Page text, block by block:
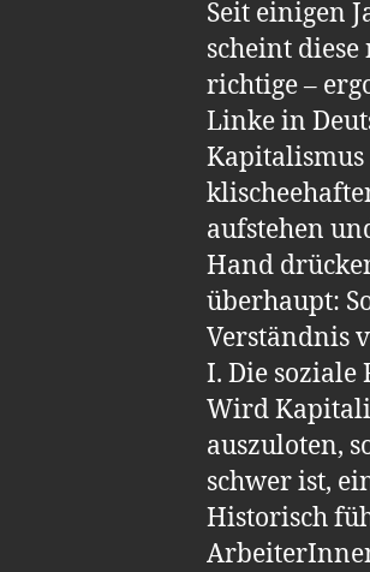
Seit einigen
scheint
richtige –
Linke in
aufstehen
Hand
überhaupt:
Verständnis
I. Die soziale
Wird
auszuloten,
schwer ist,
Historisch